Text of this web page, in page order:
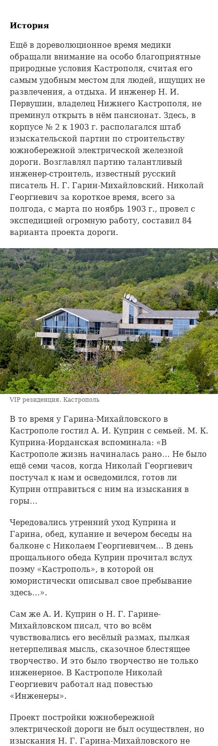
История
Ещё в дореволюционное время медики
обращали внимание на особо благоприятные
природные условия Кастрополя, считая его
самым удобным местом для людей, ищущих не
развлечения, а отдыха. И инженер Н. И.
Первушин, владелец Нижнего Кастрополя, не
преминул открыть в нём пансионат. Здесь, в
корпусе № 2 к 1903 г. располагался штаб
изыскательской партии по строительству
южнобережной электрической железной
дороги. Возглавлял партию талантливый
инженер-строитель, известный русский
писатель Н. Г. Гарин-Михайловский. Николай
Георгиевич за короткое время, всего за
полгода, с марта по ноябрь 1903 г., провел с
экспедицией огромную работу, составил 84
варианта проекта дороги.
VIP резиденция. Кастрополь
В то время у Гарина-Михайловского в
Кастрополе гостил А. И. Куприн с семьей. М. К.
Куприна-Иорданская вспоминала: «В
Кастрополе жизнь начиналась рано… Не было
ещё семи часов, когда Николай Георгиевич
постучал к нам и осведомился, готов ли
Куприн отправиться с ним на изыскания в
горы…
Чередовались утренний уход Куприна и
Гарина, обед, купание и вечером беседы на
балконе с Николаем Георгиевичем… В день
прощального обеда Куприн прочитал вслух
поэму «Кастрополь», в которой он
юмористически описывал свое пребывание
здесь…».
Сам же А. И. Куприн о Н. Г. Гарине-
Михайловском писал, что во всём
чувствовались его весёлый размах, пылкая
нетерпеливая мысль, сказочное блестящее
творчество. И это было творчество не только
инженерное. В Кастрополе Николай
Георгиевич работал над повестью
«Инженеры».
Проект постройки южнобережной
электрической дороги не был осуществлен, но
изыскания Н. Г. Гарина-Михайловского не